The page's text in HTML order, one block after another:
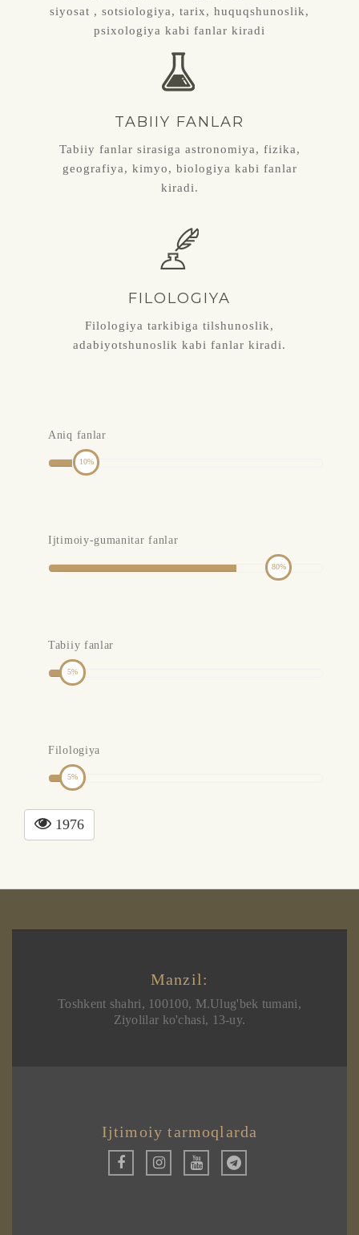
siyosat , sotsiologiya, tarix, huquqshunoslik,
psixologiya kabi fanlar kiradi
TABIIY FANLAR
Tabiiy fanlar sirasiga astronomiya, fizika,
geografiya, kimyo, biologiya kabi fanlar
kiradi.
FILOLOGIYA
Filologiya tarkibiga tilshunoslik,
adabiyotshunoslik kabi fanlar kiradi.
Aniq fanlar
10
Ijtimoiy-gumanitar fanlar
80
Tabiiy fanlar
5
Filologiya
5
1976
Manzil:
Toshkent shahri, 100100, M.Ulug'bek tumani,
Ziyolilar ko'chasi, 13-uy.
Ijtimoiy tarmoqlarda